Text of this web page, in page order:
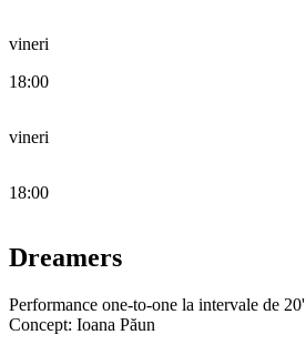
vineri
18:00
vineri
18:00
Dreamers
Performance one-to-one la intervale de 20'
Concept: Ioana Păun